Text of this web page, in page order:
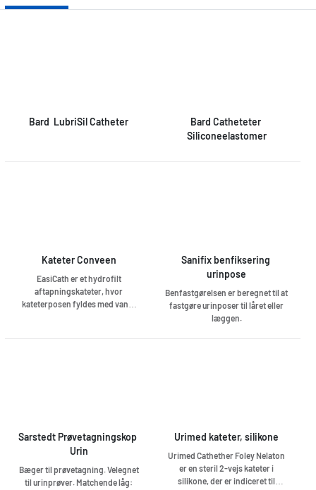
Bard  LubriSil Catheter
Bard Catheteter
Siliconeelastomer
Kateter Conveen
EasiCath er et hydrofilt
aftapningskateter, hvor
kateterposen fyldes med vand,
overflade. Yderlaget er lagt på,
Sanifix benfiksering
urinpose
Benfastgørelsen er beregnet til at
fastgøre urinposer til låret eller
læggen.
Sarstedt Prøvetagningskop
Urin
Bæger til prøvetagning. Velegnet
til urinprøver. Matchende låg:
Urimed kateter, silikone
Urimed Cathether Foley Nelaton
er en steril 2-vejs kateter i
silikone, der er indiceret til